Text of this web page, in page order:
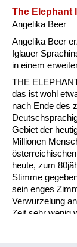
um“. Das
silberne St...
The Elephant
Angelika Beer
Angelika Beer
Iglauer
in einem
THE
das ist wohl
nach Ende des
Gebiet der
Millionen
heute, zum
Stimme
sein enges
Verwurzelung
Zeit sehr wenig
sehr alte
ausgelöscht.